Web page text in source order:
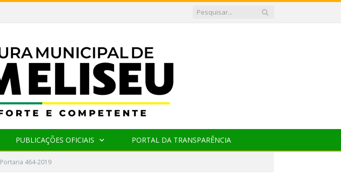
PUBLICAÇÕES OFICIAIS PORTAL DA TRANSPARÊNCIA
Portaria 464-2019